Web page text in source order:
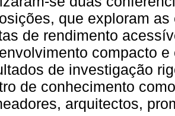
que exploram
de rendimento
compacto
de investigação
de conhecimento
arquitectos,